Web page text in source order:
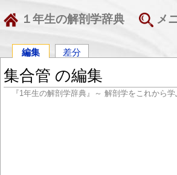
１年生の解剖学辞典 メ
編集 差分
集合管 の編集
『1年生の解剖学辞典』～ 解剖学をこれから